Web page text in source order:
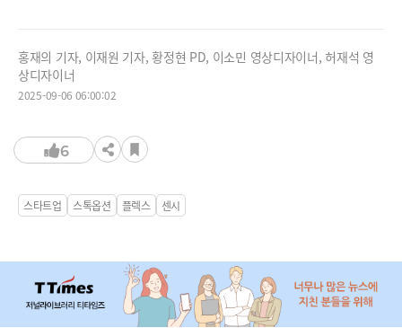
홍재의 기자, 이재원 기자, 황정현 PD, 이소민 영상디자이너, 허재석 영
상디자이너
2025-09-06 06:00:02
6
스타트업 스톡옵션 플렉스 센시